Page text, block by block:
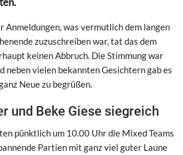
Anmeldungen, was vermutlich dem langen
zuzuschreiben war, tat das dem
keinen Abbruch. Die Stimmung war
neben vielen bekannten Gesichtern gab es
Neue zu begrüßen.
und Beke Giese siegreich
pünktlich um 10.00 Uhr die Mixed Teams
Partien mit ganz viel guter Laune